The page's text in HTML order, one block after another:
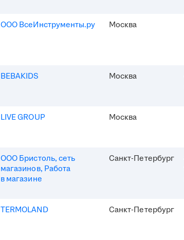
ООО ВсеИнструменты.ру Москва
BEBAKIDS Москва
LIVE GROUP Москва
ООО Бристоль, сеть
магазинов, Работа
в магазине
Санкт-Петербург
TERMOLAND Санкт-Петербург